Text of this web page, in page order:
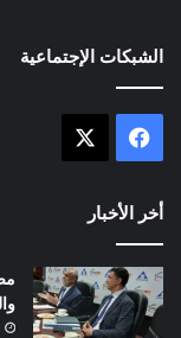
الشبكات الإجتماعية
فيسبوك
أخر الأخبار